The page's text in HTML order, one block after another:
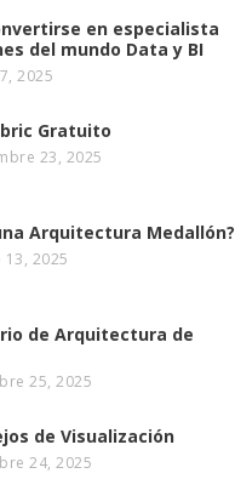
en especialista
del mundo Data y BI
2025
Gratuito
23, 2025
Arquitectura Medallón?
2025
de Arquitectura de
25, 2025
de Visualización
24, 2025